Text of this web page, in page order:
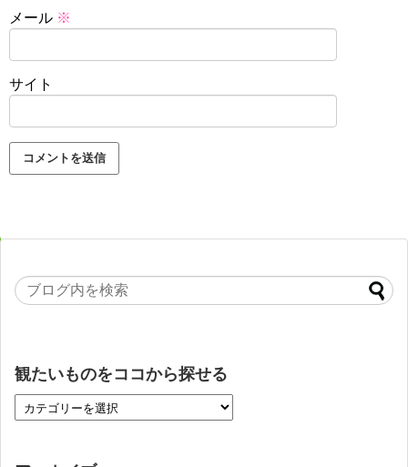
メール ※
サイト
観たいものをココから探せる